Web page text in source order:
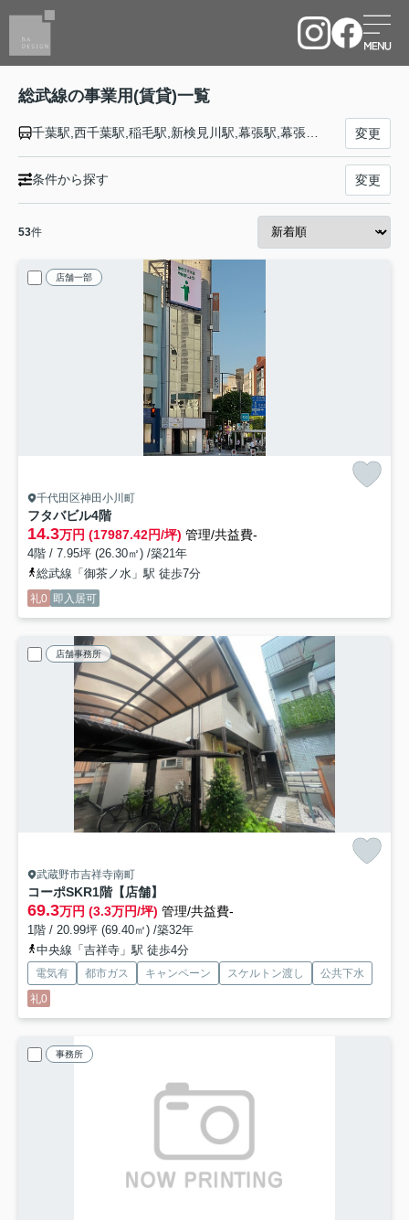
総武線の事業用(賃貸)一覧
変更
条件から探す 変更
53件
店舗一部
千代田区神田小川町
フタバビル4階
14.3万円 (17987.42円/坪) 管理/共益費-
4階 / 7.95坪 (26.30㎡) /築21年
総武線「御茶ノ水」駅 徒歩7分
礼0 即入居可
店舗事務所
武蔵野市吉祥寺南町
コーポSKR1階【店舗】
69.3万円 (3.3万円/坪) 管理/共益費-
1階 / 20.99坪 (69.40㎡) /築32年
中央線「吉祥寺」駅 徒歩4分
電気有 都市ガス キャンペーン スケルトン渡し
公共下水
礼0
事務所